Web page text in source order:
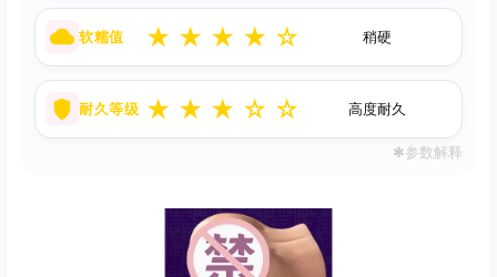
软糯值 ★ ★ ★ ★ ☆ 稍硬
耐久等级 ★ ★ ★ ☆ ☆ 高度耐久
✱参数解释